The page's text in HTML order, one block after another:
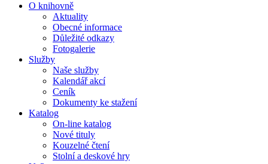
O knihovně
Aktuality
Obecné informace
Důležité odkazy
Fotogalerie
Služby
Naše služby
Kalendář akcí
Ceník
Dokumenty ke stažení
Katalog
On-line katalog
Nové tituly
Kouzelné čtení
Stolní a deskové hry